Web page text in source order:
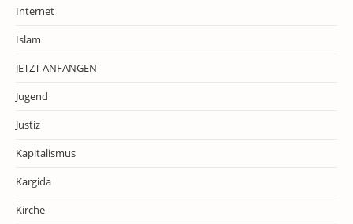
Internet
Islam
JETZT ANFANGEN
Jugend
Justiz
Kapitalismus
Kargida
Kirche